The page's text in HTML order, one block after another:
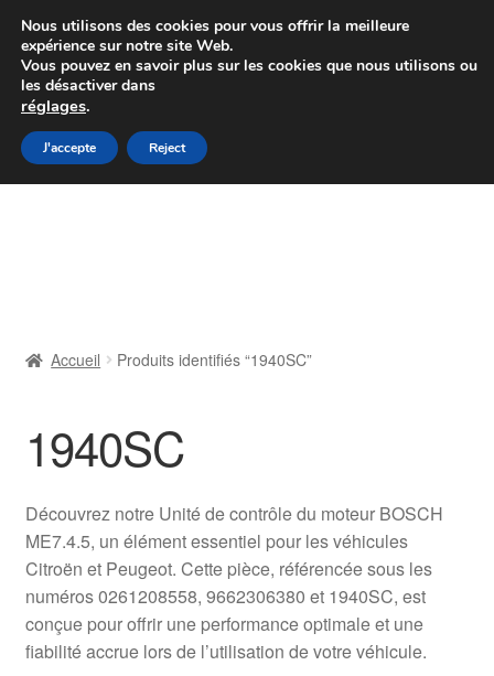
Colissimo livraison à partir de 7 EUR
Du lundi au vendredi de 9 h à 16 h
Aller
à
Aller
au
Livraison
Livraison internationale
Mon compte
Paiements
Accueil Produits identifiés “1940SC”
1940SC
Découvrez notre Unité de contrôle du moteur BOSCH
ME7.4.5, un élément essentiel pour les véhicules
Citroën et Peugeot. Cette pièce, référencée sous les
numéros 0261208558, 9662306380 et 1940SC, est
conçue pour offrir une performance optimale et une
fiabilité accrue lors de l’utilisation de votre véhicule.
Nous utilisons des cookies pour vous offrir la meilleure
expérience sur notre site Web.
Vous pouvez en savoir plus sur les cookies que nous utilisons ou
les désactiver dans
réglages.
J'accepte Reject